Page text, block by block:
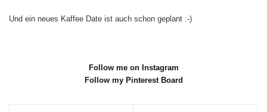
Und ein neues Kaffee Date ist auch schon geplant :-)
Follow me on Instagram
Follow my Pinterest Board